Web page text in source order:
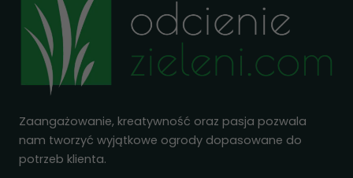
Zaangażowanie, kreatywność oraz pasja pozwala
nam tworzyć wyjątkowe ogrody dopasowane do
potrzeb klienta.